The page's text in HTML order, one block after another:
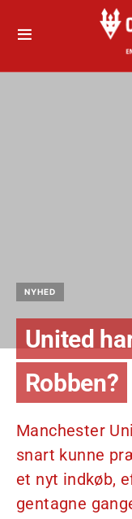
NYHED
United
Robben?
Manchester
snart kunne
et nyt indkøb,
gentagne